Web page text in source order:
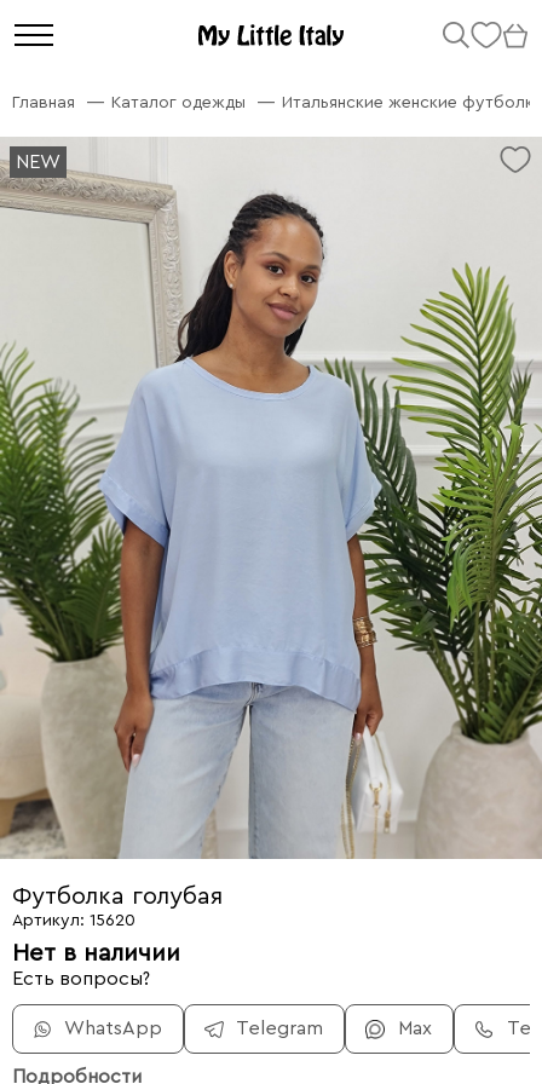
Главная Каталог одежды Итальянские женские футболки
NEW
NEW
Футболка голубая
Артикул: 15620
Нет в наличии
Есть вопросы?
WhatsApp Telegram Max
Подробности